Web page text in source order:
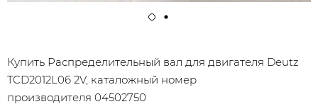
Купить Распределительный вал для двигателя Deutz
TCD2012L06 2V, каталожный номер
производителя 04502750